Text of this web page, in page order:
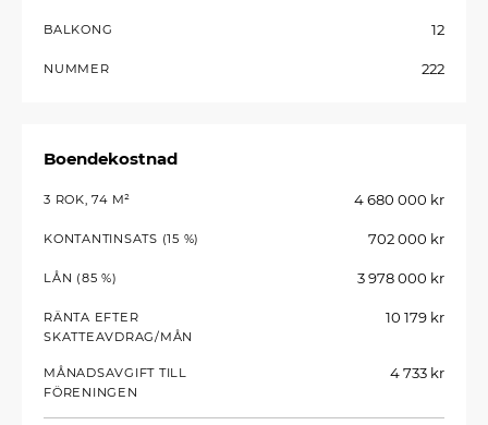
BALKONG 12
NUMMER 222
Boendekostnad
3 ROK, 74 M² 4 680 000 kr
KONTANTINSATS (15 %) 702 000 kr
LÅN (85 %) 3 978 000 kr
RÄNTA EFTER
SKATTEAVDRAG/MÅN
10 179 kr
MÅNADSAVGIFT TILL
FÖRENINGEN
4 733 kr